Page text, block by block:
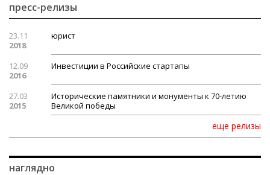
пресс-релизы
23.11
2018
юрист
12.09
2016
Инвестиции в Российские стартапы
27.03
2015
Исторические памятники и монументы к 70-летию
Великой победы
еще релизы
наглядно